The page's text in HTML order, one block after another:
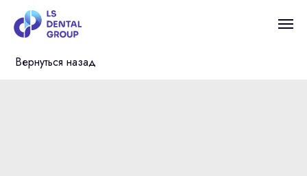
Вернуться назад